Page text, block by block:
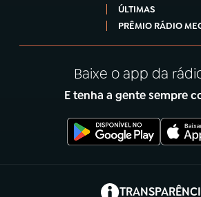
ÚLTIMAS
PRÊMIO RÁDIO
Baixe o app da
E tenha a gente sempre
(abre